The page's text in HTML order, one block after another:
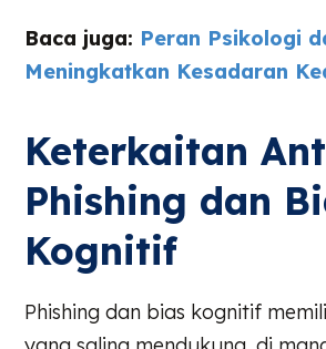
Baca juga: Peran Psikologi
Meningkatkan Kesadaran
Keterkaitan
Phishing dan
Kognitif
Phishing dan bias kognitif